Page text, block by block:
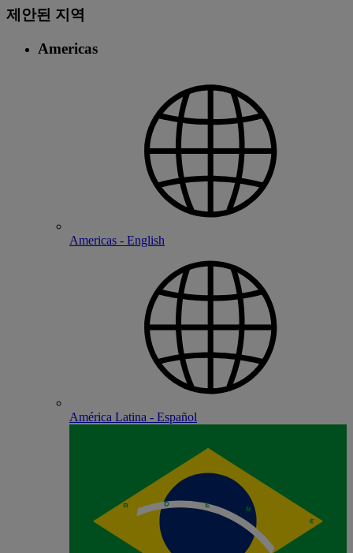
제안된 지역
Americas
Americas - English
América Latina - Español